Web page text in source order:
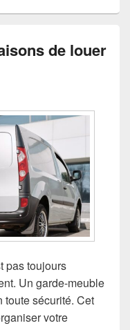
de louer
pas toujours
Un garde-meuble
toute sécurité. Cet
votre